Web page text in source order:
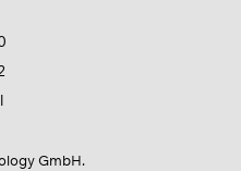
GmbH.